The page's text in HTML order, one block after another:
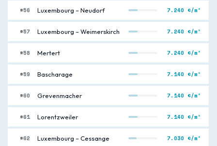
#56 Luxembourg – Neudorf 7.240 €/m²
#57 Luxembourg – Weimerskirch 7.240 €/m²
#58 Mertert 7.240 €/m²
#59 Bascharage 7.140 €/m²
#60 Grevenmacher 7.140 €/m²
#61 Lorentzweiler 7.140 €/m²
#62 Luxembourg – Cessange 7.030 €/m²